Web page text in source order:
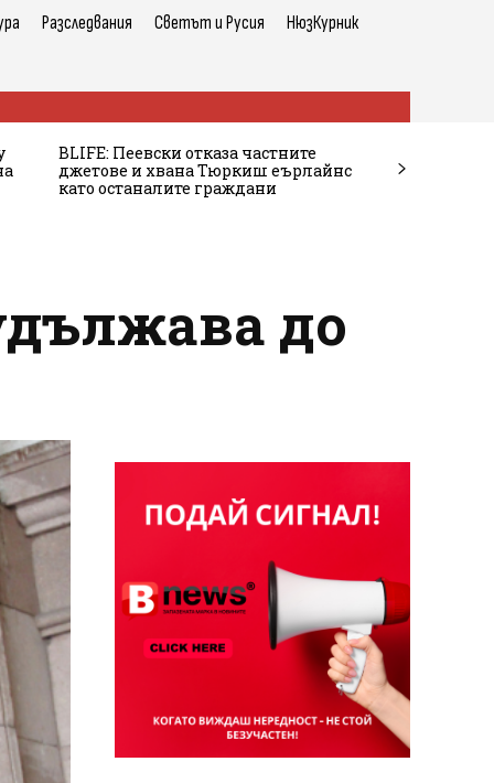
Разследвания Светът и Русия НюзКурник
BLIFE: Пеевски отказа частните
джетове и хвана Тюркиш еърлайнс
като останалите граждани
до